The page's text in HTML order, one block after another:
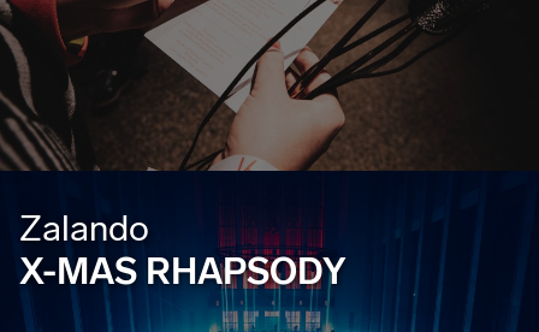
Zalando
X-MAS RHAPSODY